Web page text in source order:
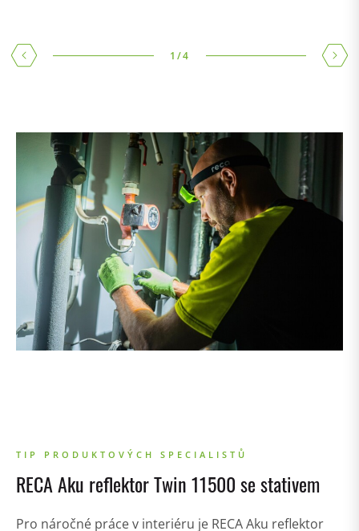
1 /4
TIP PRODUKTOVÝCH SPECIALISTŮ
RECA Aku reflektor Twin 11500 se stativem
Pro náročné práce v interiéru je RECA Aku reflektor